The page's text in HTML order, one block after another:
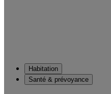
Habitation
Santé & prévoyance